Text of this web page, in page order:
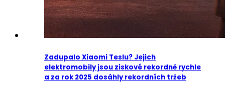
Zadupalo Xiaomi Teslu? Jejich
elektromobily jsou ziskové rekordně rychle
a za rok 2025 dosáhly rekordních tržeb